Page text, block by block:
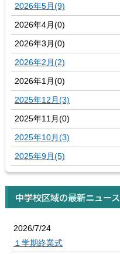
2026年5月(9)
2026年4月(0)
2026年3月(0)
2026年2月(2)
2026年1月(0)
2025年12月(3)
2025年11月(0)
2025年10月(3)
2025年9月(5)
中学校区域の最新ニュース
2026/7/24
１学期終業式